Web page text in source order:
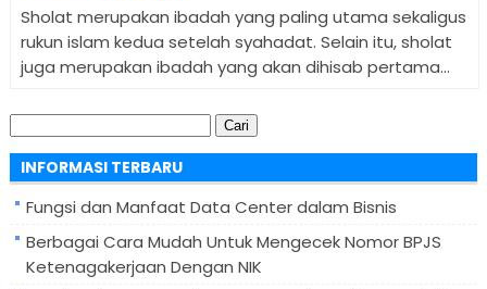
Sholat merupakan ibadah yang paling utama sekaligus
rukun islam kedua setelah syahadat. Selain itu, sholat
juga merupakan ibadah yang akan dihisab pertama...
untuk:
INFORMASI TERBARU
Fungsi dan Manfaat Data Center dalam Bisnis
Berbagai Cara Mudah Untuk Mengecek Nomor BPJS
Ketenagakerjaan Dengan NIK